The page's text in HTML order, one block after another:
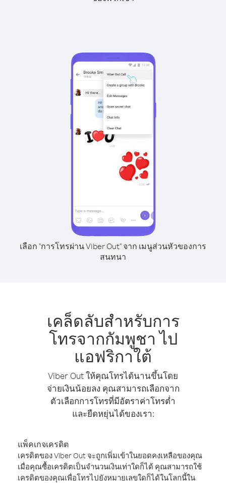
เลือก "การโทรผ่าน Viber Out" จาก เมนูส่วนหัวของการ
สนทนา
เคล็ดลับสำหรับการ
โทรจากกัมพูชา ไป
แอฟริกาใต้
Viber Out ให้คุณโทรได้นานขึ้นโดย
จ่ายเงินน้อยลง คุณสามารถเลือกจาก
ตัวเลือกการโทรที่มีอัตราค่าโทรต่ำ
และยืดหยุ่นได้ของเรา:
แพ็คเกจเครดิต
เครดิตของ Viber Out จะถูกเพิ่มเข้าในยอดคงเหลือของคุณ
เมื่อคุณซื้อเครดิตเป็นจำนวนเงินเท่าใดก็ได้ คุณสามารถใช้
เครดิตของคุณเพื่อโทรไปยังหมายเลขใดก็ได้ในโลกนี้ใน